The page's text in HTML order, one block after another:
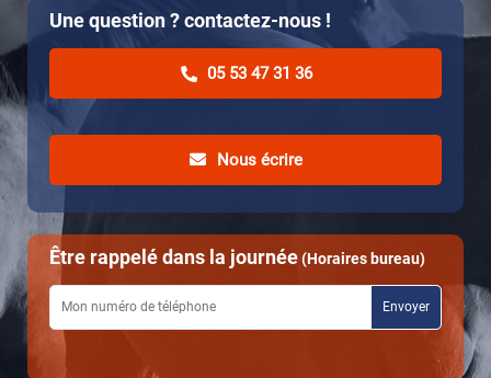
Une question ? contactez-nous !
05 53 47 31 36
Nous écrire
Être rappelé dans la journée(Horaires bureau)